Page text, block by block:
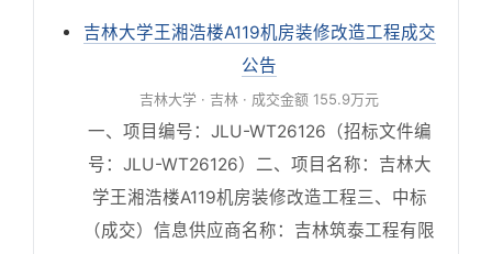
吉林大学王湘浩楼A119机房装修改造工程成交
公告
吉林大学 · 吉林 · 成交金额 155.9万元
一、项目编号：JLU-WT26126（招标文件编
号：JLU-WT26126）二、项目名称：吉林大
学王湘浩楼A119机房装修改造工程三、中标
（成交）信息供应商名称：吉林筑泰工程有限